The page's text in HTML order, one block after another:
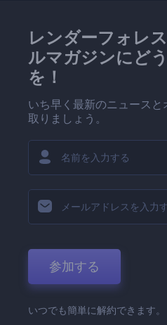
レンダーフォレ
ルマガジンにど
を！
いち早く最新のニュースと
取りましょう。
参加する
いつでも簡単に解約できます。